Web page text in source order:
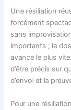
Une résiliation
forcément
sans
importants ; le
avance le plus
d’être précis sur
d’envoi et la
Pour une